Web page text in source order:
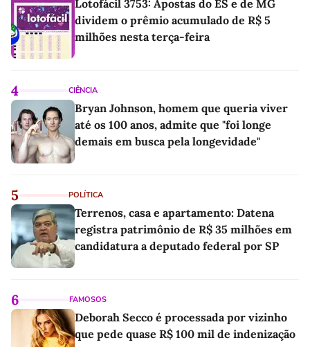
Lotofácil 3753: Apostas do ES e de MG
dividem o prêmio acumulado de R$ 5
milhões nesta terça-feira
4 CIÊNCIA
Bryan Johnson, homem que queria viver
até os 100 anos, admite que "foi longe
demais em busca pela longevidade"
5 POLÍTICA
Terrenos, casa e apartamento: Datena
registra patrimônio de R$ 35 milhões em
candidatura a deputado federal por SP
6 FAMOSOS
Deborah Secco é processada por vizinho
que pede quase R$ 100 mil de indenização